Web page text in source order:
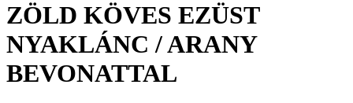
ZÖLD KÖVES EZÜST
NYAKLÁNC / ARANY
BEVONATTAL